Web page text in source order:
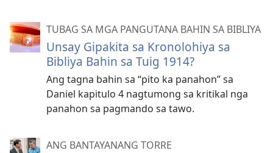
TUBAG SA MGA PANGUTANA BAHIN SA BIBLIYA
Unsay Gipakita sa Kronolohiya sa
Bibliya Bahin sa Tuig 1914?
Ang tagna bahin sa “pito ka panahon” sa
Daniel kapitulo 4 nagtumong sa kritikal nga
panahon sa pagmando sa tawo.
ANG BANTAYANANG TORRE